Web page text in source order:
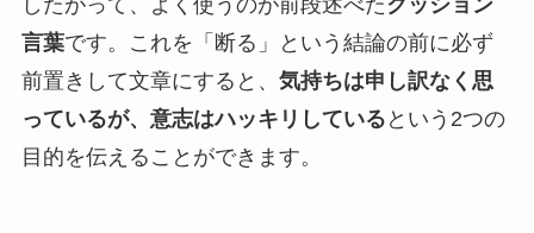
したがって、よく使うのが前段述べたクッション
言葉です。これを「断る」という結論の前に必ず
前置きして文章にすると、 気持ちは申し訳なく思
っているが、意志はハッキリしている という2つの
目的を伝えることができます。